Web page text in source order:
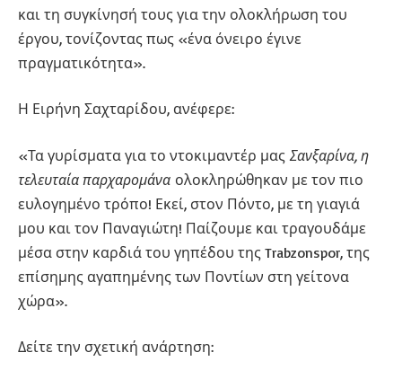
και τη συγκίνησή τους για την ολοκλήρωση του
έργου, τονίζοντας πως «ένα όνειρο έγινε
πραγματικότητα».
Η Ειρήνη Σαχταρίδου, ανέφερε:
«Τα γυρίσματα για το ντοκιμαντέρ μας Σανξαρίνα, η
τελευταία παρχαρομάνα ολοκληρώθηκαν με τον πιο
ευλογημένο τρόπο! Εκεί, στον Πόντο, με τη γιαγιά
μου και τον Παναγιώτη! Παίζουμε και τραγουδάμε
μέσα στην καρδιά του γηπέδου της Trabzonspor, της
επίσημης αγαπημένης των Ποντίων στη γείτονα
χώρα».
Δείτε την σχετική ανάρτηση: